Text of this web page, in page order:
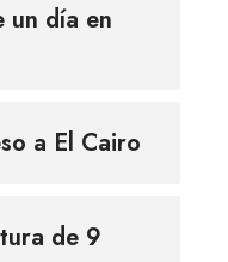
un día en
a El Cairo
de 9